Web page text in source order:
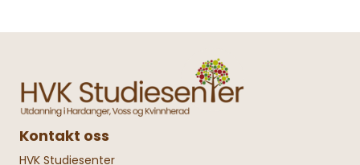
Kontakt oss
HVK Studiesenter